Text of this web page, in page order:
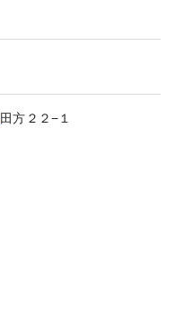
田方 ２２−１